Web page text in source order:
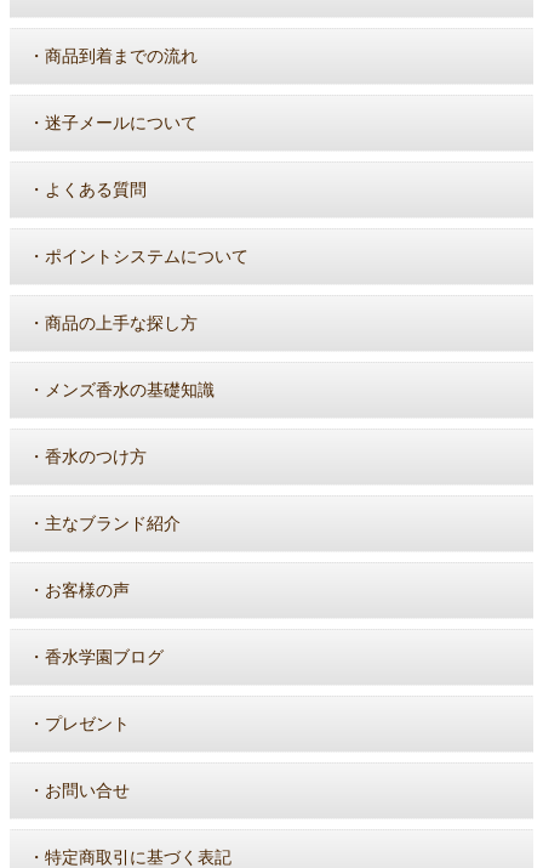
・ 商品到着までの流れ
・ 迷子メールについて
・ よくある質問
・ ポイントシステムについて
・ 商品の上手な探し方
・ メンズ香水の基礎知識
・ 香水のつけ方
・ 主なブランド紹介
・ お客様の声
・ 香水学園ブログ
・ プレゼント
・ お問い合せ
・ 特定商取引に基づく表記